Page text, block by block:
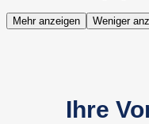
Mehr anzeigen Weniger
Ihre